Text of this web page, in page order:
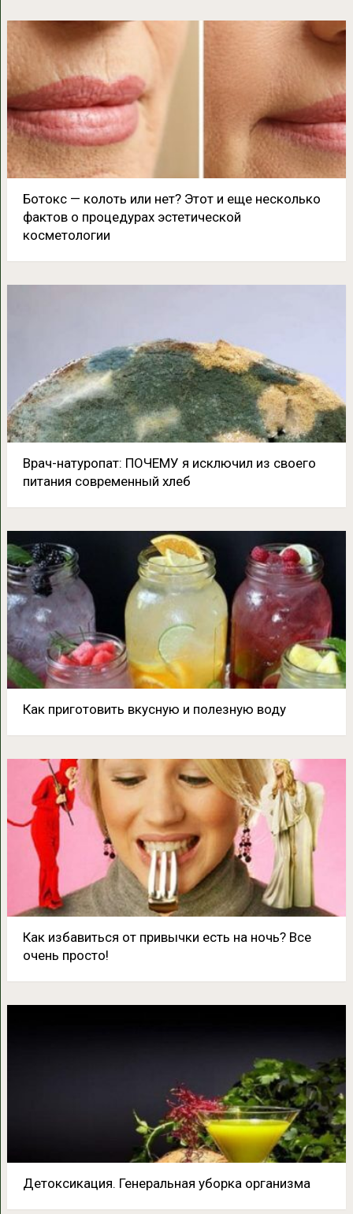
Ботокс — колоть или нет? Этот и еще несколько
фактов о процедурах эстетической
косметологии
Врач-натуропат: ПОЧЕМУ я исключил из своего
питания современный хлеб
Как приготовить вкусную и полезную воду
Как избавиться от привычки есть на ночь? Все
очень просто!
Детоксикация. Генеральная уборка организма